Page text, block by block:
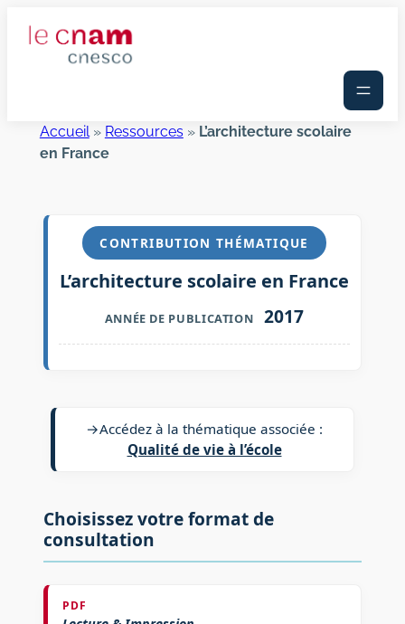
Accueil» Ressources» L’architecture scolaire
en France
CONTRIBUTION THÉMATIQUE
L’architecture scolaire en France
ANNÉE DE PUBLICATION 2017
→Accédez à la thématique associée :
Qualité de vie à l’école
Choisissez votre format de
consultation
PDF